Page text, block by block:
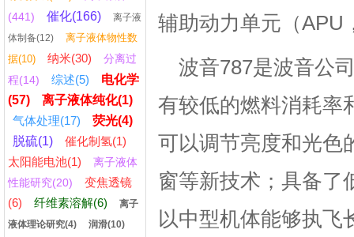
(441)
催化(166)
离子液
体制备(12)
离子液体物性数
据(10)
纳米(30)
分离过
程(14)
综述(5)
电化学
(57)
离子液体纯化(1)
气体处理(17)
荧光(4)
脱硫(1)
催化制氢(1)
太阳能电池(1)
离子液体
性能研究(20)
变焦透镜
(6)
纤维素溶解(6)
离子
液体理论研究(4)
润滑(10)
辅助动力单元（APU
波音787是波音公
有较低的燃料消耗率
可以调节亮度和光色
窗等新技术；具备了
以中型机体能够执飞